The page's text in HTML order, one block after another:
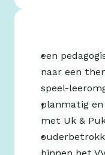
een
naar een
speel-
planmatig
met Uk &